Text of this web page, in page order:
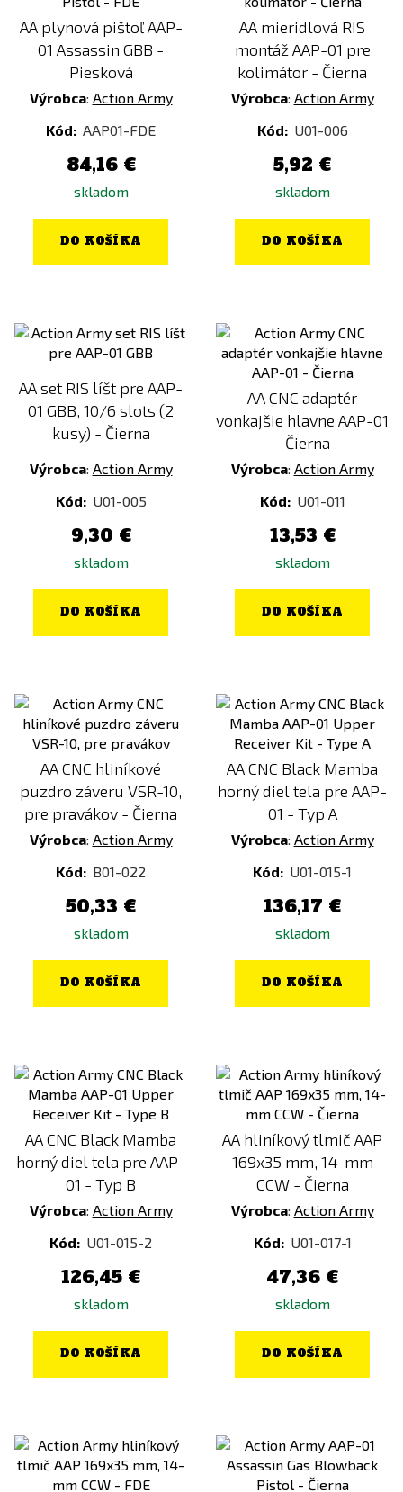
AA plynová pištoľ AAP-
01 Assassin GBB -
Piesková
Výrobca: Action Army
Kód: AAP01-FDE
84,16 €
skladom
DO KOŠÍKA
AA mieridlová RIS
montáž AAP-01 pre
kolimátor - Čierna
Výrobca: Action Army
Kód: U01-006
5,92 €
skladom
DO KOŠÍKA
AA set RIS líšt pre AAP-
01 GBB, 10/6 slots (2
kusy) - Čierna
Výrobca: Action Army
Kód: U01-005
9,30 €
skladom
DO KOŠÍKA
AA CNC adaptér
vonkajšie hlavne AAP-01
- Čierna
Výrobca: Action Army
Kód: U01-011
13,53 €
skladom
DO KOŠÍKA
AA CNC hliníkové
puzdro záveru VSR-10,
pre pravákov - Čierna
Výrobca: Action Army
Kód: B01-022
50,33 €
skladom
DO KOŠÍKA
AA CNC Black Mamba
horný diel tela pre AAP-
01 - Typ A
Výrobca: Action Army
Kód: U01-015-1
136,17 €
skladom
DO KOŠÍKA
AA CNC Black Mamba
horný diel tela pre AAP-
01 - Typ B
Výrobca: Action Army
Kód: U01-015-2
126,45 €
skladom
DO KOŠÍKA
AA hliníkový tlmič AAP
169x35 mm, 14-mm
CCW - Čierna
Výrobca: Action Army
Kód: U01-017-1
47,36 €
skladom
DO KOŠÍKA